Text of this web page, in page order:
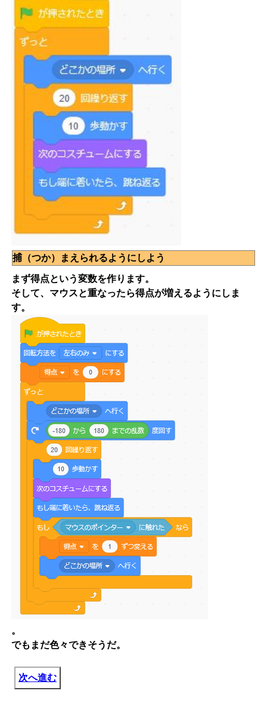
捕（つか）まえられるようにしよう
まず得点という変数を作ります。
そして、マウスと重なったら得点が増えるようにしま
す。
。
でもまだ色々できそうだ。
次へ進む